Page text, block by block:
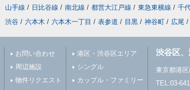
山手線 / 日比谷線 / 南北線 / 都営大江戸線 / 東急東横線 / 千
渋谷 / 六本木 / 六本木一丁目 / 表参道 / 目黒 / 神谷町 / 広尾 /
お問い合わせ
周辺施設
物件リクエスト
港区・渋谷区エリア
シングル
カップル・ファミリー
渋谷区
東京都港
TEL:03-